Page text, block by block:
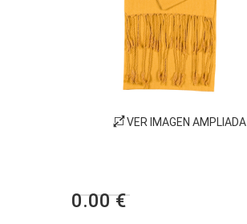
VER IMAGEN AMPLIADA
0.00 €